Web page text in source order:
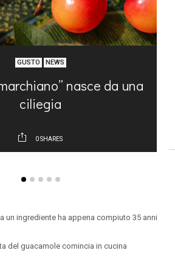
GUSTO NEWS
nasce da una
ciliegia
0SHARES
un ingrediente ha appena compiuto 35 anni
del guacamole comincia in cucina